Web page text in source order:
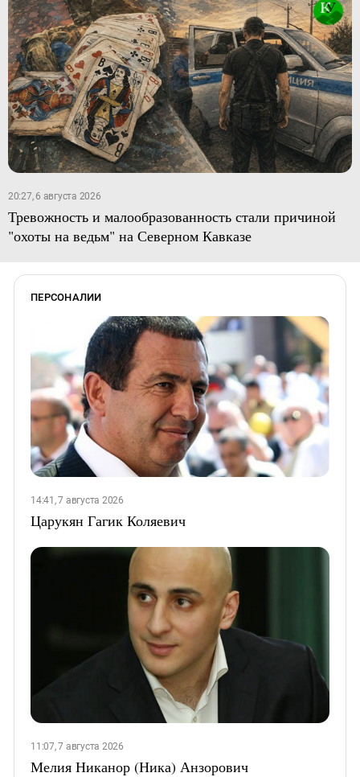
20:27, 6 августа 2026
Тревожность и малообразованность стали причиной
"охоты на ведьм" на Северном Кавказе
ПЕРСОНАЛИИ
14:41, 7 августа 2026
Царукян Гагик Коляевич
11:07, 7 августа 2026
Мелия Никанор (Ника) Анзорович